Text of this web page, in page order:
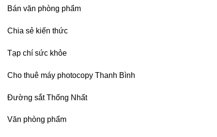
Bán văn phòng phẩm
Chia sẻ kiến thức
Tạp chí sức khỏe
Cho thuê máy photocopy Thanh Bình
Đường sắt Thống Nhất
Văn phòng phẩm